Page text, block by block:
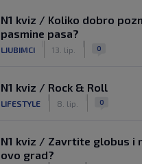
N1 kviz / Koliko dobro
pasmine pasa?
LJUBIMCI 13. lip. 0
N1 kviz / Rock & Roll
LIFESTYLE 8. lip. 0
N1 kviz / Zavrtite globus i
ovo grad?